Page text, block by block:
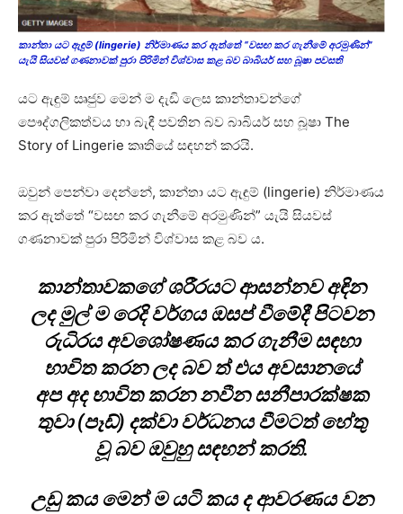
කාන්තා යට ඇඳුම් (lingerie) නිර්මාණය කර ඇත්තේ “වසඟ කර ගැනීමේ අරමුණින්”
යැයි සියවස් ගණනාවක් පුරා පිරිමින් විශ්වාස කළ බව බාබියර් සහ බූෂා පවසති
යට ඇඳුම් ඍජුව මෙන් ම දැඩි ලෙස කාන්තාවන්ගේ
පෞද්ගලිකත්වය හා බැඳී පවතින බව බාබියර් සහ බූෂා The
Story of Lingerie කෘතියේ සඳහන් කරයි.
ඔවුන් පෙන්වා දෙන්නේ, කාන්තා යට ඇඳුම් (lingerie) නිර්මාණය
කර ඇත්තේ “වසඟ කර ගැනීමේ අරමුණින්” යැයි සියවස්
ගණනාවක් පුරා පිරිමින් විශ්වාස කළ බව ය.
කාන්තාවකගේ ශරීරයට ආසන්නව අඳින
ලද මුල් ම රෙදි වර්ගය ඔසප් වීමේදී පිටවන
රුධිරය අවශෝෂණය කර ගැනීම සඳහා
භාවිත කරන ලද බව ත් එය අවසානයේ
අප අද භාවිත කරන නවීන සනීපාරක්ෂක
තුවා (පෑඩ්) දක්වා වර්ධනය වීමටත් හේතු
වූ බව ඔවුහු සඳහන් කරති.
උඩු කය මෙන් ම යටි කය ද ආවරණය වන